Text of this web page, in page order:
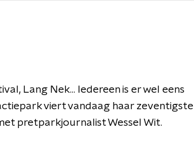
Lang Nek... Iedereen is er wel eens
viert vandaag haar zeventigste
pretparkjournalist Wessel Wit.